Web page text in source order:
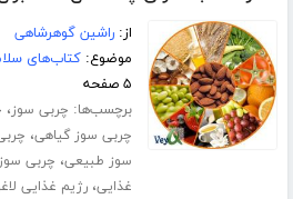
از:راشین گوهرشاهی
موضوع:کتاب‌های
۵ صفحه
برچسب‌ها: چربی سوز،
چربی سوز گیاهی،
سوز طبیعی، چربی
غذایی،رژیم غذایی